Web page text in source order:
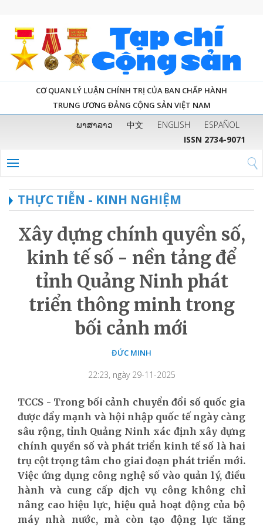
CƠ QUAN LÝ LUẬN CHÍNH TRỊ CỦA BAN CHẤP HÀNH
TRUNG ƯƠNG ĐẢNG CỘNG SẢN VIỆT NAM
ພາສາລາວ 中文 ENGLISH
ESPAÑOL
ISSN 2734-9071
THỰC TIỄN - KINH NGHIỆM
Xây dựng chính quyền số,
kinh tế số - nền tảng để
tỉnh Quảng Ninh phát
triển thông minh trong
bối cảnh mới
ĐỨC MINH
22:23, ngày 29-11-2025
TCCS - Trong bối cảnh chuyển đổi số quốc gia
được đẩy mạnh và hội nhập quốc tế ngày càng
sâu rộng, tỉnh Quảng Ninh xác định xây dựng
chính quyền số và phát triển kinh tế số là hai
trụ cột trọng tâm cho giai đoạn phát triển mới.
Việc ứng dụng công nghệ số vào quản lý, điều
hành và cung cấp dịch vụ công không chỉ
nâng cao hiệu lực, hiệu quả hoạt động của bộ
máy nhà nước, mà còn tạo động lực tăng